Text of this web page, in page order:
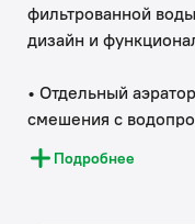
фильтрованной
дизайн и
• Отдельный
смешения с
Фильтр в
отдельно.
Подробнее